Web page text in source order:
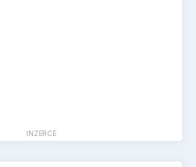
INZERCE